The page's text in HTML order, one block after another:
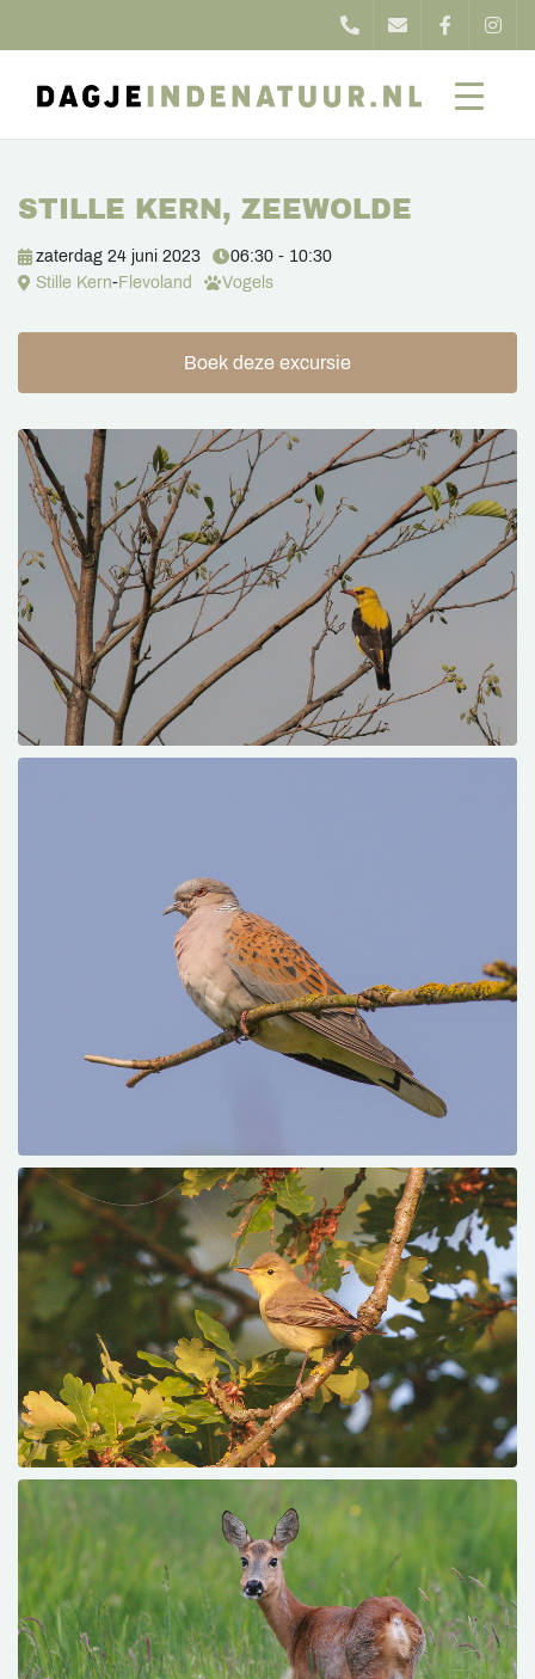
STILLE KERN, ZEEWOLDE
zaterdag 24 juni 2023
06:30 - 10:30
Stille Kern-Flevoland Vogels
Boek deze excursie